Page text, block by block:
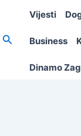
Search
Vijesti
Business
Dinamo